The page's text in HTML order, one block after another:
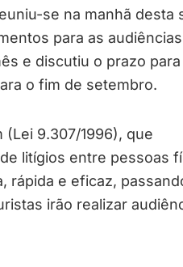
se na manhã desta
para as audiências
e discutiu o prazo para
o fim de setembro.
(Lei 9.307/1996), que
litígios entre pessoas
rápida e eficaz,
irão realizar